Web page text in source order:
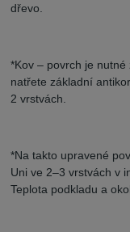
dřevo.
*Kov – povrch je
natřete základní
2 vrstvách.
*Na takto upravené
Uni ve 2–3 vrstvách v
Teplota podkladu a